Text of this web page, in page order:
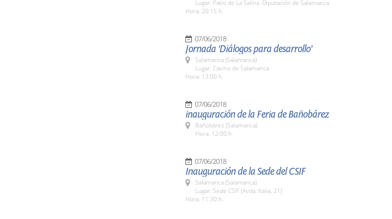
Lugar: Patio de La Salina. Diputación de Salamanca
Hora: 20:15 h.
07/06/2018
Jornada 'Diálogos para desarrollo'
Salamanca (Salamanca)
Lugar: Casino de Salamanca
Hora: 13:00 h.
07/06/2018
inauguración de la Feria de Bañobárez
Bañobárez (Salamanca)
Hora: 12:00 h.
07/06/2018
Inauguración de la Sede del CSIF
Salamanca (Salamanca)
Lugar: Sede CSIF (Avda. Italia, 21)
Hora: 11.30 h.